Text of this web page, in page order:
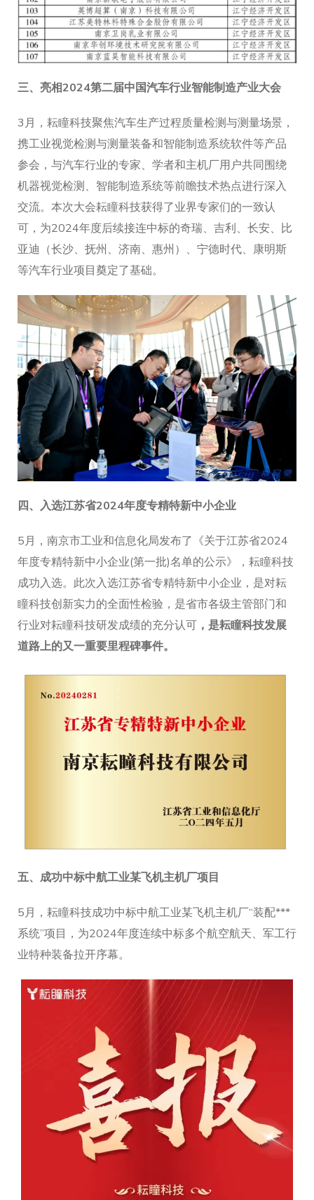
三、 亮相2024第二届中国汽车行业智能制造产业大会
3月，耘瞳科技聚焦汽车生产过程质量检测与测量场景，
携工业视觉检测与测量装备和智能制造系统软件等产品
参会，与汽车行业的专家、学者和主机厂用户共同围绕
机器视觉检测、智能制造系统等前瞻技术热点进行深入
交流。本次大会耘瞳科技获得了业界专家们的一致认
可，为2024年度后续接连中标的奇瑞、吉利、长安、比
亚迪（长沙、抚州、济南、惠州）、宁德时代、康明斯
等汽车行业项目奠定了基础。
四、 入选江苏省2024年度专精特新中小企业
5月，南京市工业和信息化局发布了《关于江苏省2024
年度专精特新中小企业(第一批)名单的公示》，耘瞳科技
成功入选。此次入选江苏省专精特新中小企业，是对耘
瞳科技创新实力的全面性检验，是省市各级主管部门和
行业对耘瞳科技研发成绩的充分认可 ，是耘瞳科技发展
道路上的又一重要里程碑事件。
五、成功中标中航工业某飞机主机厂项目
5月，耘瞳科技成功中标中航工业某飞机主机厂“装配***
系统”项目，为2024年度连续中标多个航空航天、军工行
业特种装备拉开序幕。